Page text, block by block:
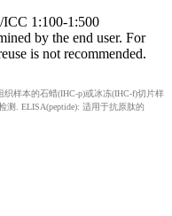
1:100-1:500
by the end user. For
is not recommended.
样本的石蜡(IHC-p)或冰冻(IHC-f)切片样
. ELISA(peptide): 适用于抗原肽的